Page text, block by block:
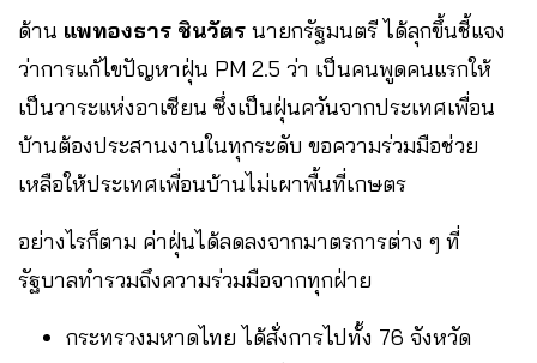
ด้าน แพทองธาร ชินวัตร นายกรัฐมนตรี ได้ลุกขึ้นชี้แจง
ว่าการแก้ไขปัญหาฝุ่น PM 2.5 ว่า เป็นคนพูดคนแรกให้
เป็นวาระแห่งอาเซียน ซึ่งเป็นฝุ่นควันจากประเทศเพื่อน
บ้านต้องประสานงานในทุกระดับ ขอความร่วมมือช่วย
เหลือให้ประเทศเพื่อนบ้านไม่เผาพื้นที่เกษตร
อย่างไรก็ตาม ค่าฝุ่นได้ลดลงจากมาตรการต่าง ๆ ที่
รัฐบาลทำรวมถึงความร่วมมือจากทุกฝ่าย
กระทรวงมหาดไทย ได้สั่งการไปทั้ง 76 จังหวัด